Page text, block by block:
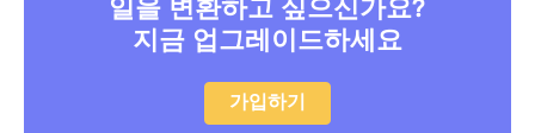
일을 변환하고 싶으신가요?
지금 업그레이드하세요
가입하기